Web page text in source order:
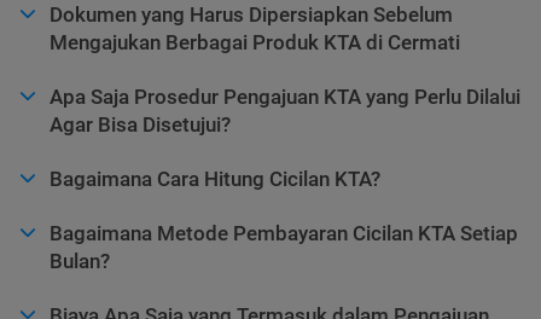
Dokumen yang Harus Dipersiapkan Sebelum
Mengajukan Berbagai Produk KTA di Cermati
Apa Saja Prosedur Pengajuan KTA yang Perlu Dilalui
Agar Bisa Disetujui?
Bagaimana Cara Hitung Cicilan KTA?
Bagaimana Metode Pembayaran Cicilan KTA Setiap
Bulan?